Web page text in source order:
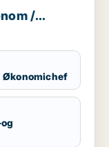
/
Økonomichef